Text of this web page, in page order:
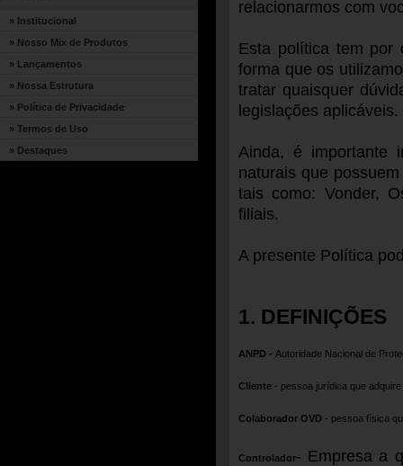
» Institucional
» Nosso Mix de Produtos
» Lançamentos
» Nossa Estrutura
» Política de Privacidade
» Termos de Uso
» Destaques
relacionarmos com
Esta política tem por
forma que os
tratar quaisquer
legislações aplicáveis.
Ainda, é importante
naturais que
tais como: Vonder,
filiais.
A presente Política
1. DEFINIÇÕES
ANPD - Autoridade Nacional de
Cliente - pessoa jurídica que
Colaborador OVD - pessoa física
Controlador- Empresa a